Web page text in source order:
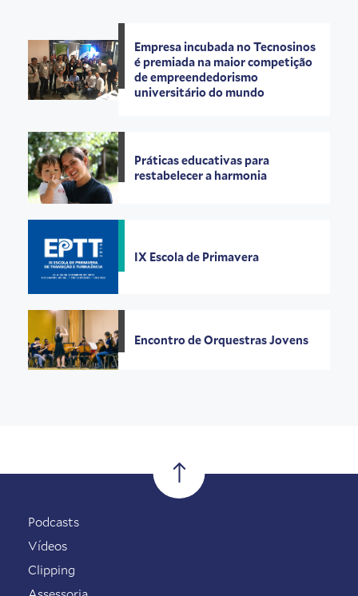
Empresa incubada no Tecnosinos
é premiada na maior competição
de empreendedorismo
universitário do mundo
Práticas educativas para
restabelecer a harmonia
IX Escola de Primavera
Encontro de Orquestras Jovens
Podcasts
Vídeos
Clipping